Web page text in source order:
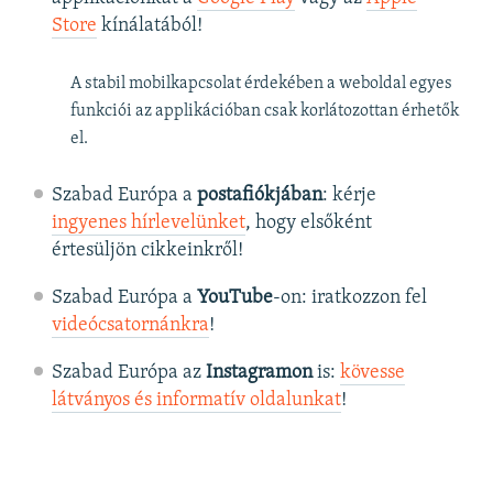
Store kínálatából!
A stabil mobilkapcsolat érdekében a weboldal egyes
funkciói az applikációban csak korlátozottan érhetők
el.
Szabad Európa a postafiókjában: kérje
ingyenes hírlevelünket, hogy elsőként
értesüljön cikkeinkről!
Szabad Európa a YouTube-on: iratkozzon fel
videócsatornánkra!
Szabad Európa az Instagramonis: kövesse
látványos és informatív oldalunkat! ​